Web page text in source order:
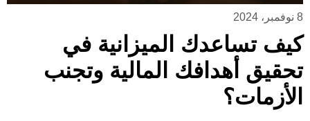
8 نوفمبر، 2024
كيف تساعدك الميزانية في
تحقيق أهدافك المالية وتجنب
الأزمات؟